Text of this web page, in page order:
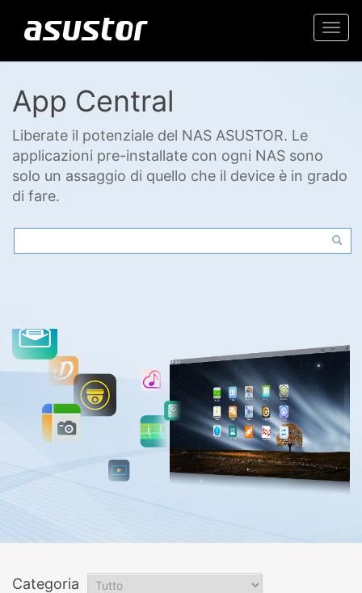
App Central
Liberate il potenziale del NAS ASUSTOR. Le
applicazioni pre-installate con ogni NAS sono
solo un assaggio di quello che il device è in grado
di fare.
Categoria